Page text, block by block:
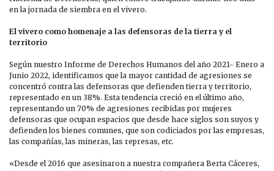
en la jornada de siembra en el vivero.
El vivero como homenaje a las defensoras de la tierra y el
territorio
Según nuestro Informe de Derechos Humanos del año 2021- Enero a
Junio 2022, identificamos que la mayor cantidad de agresiones se
concentró contra las defensoras que defienden tierra y territorio,
representado en un 38%. Esta tendencia creció en el último año,
representando un 70% de agresiones recibidas por mujeres
defensoras que ocupan espacios que desde hace siglos son suyos y
defienden los bienes comunes, que son codiciados por las empresas,
las compañías, las mineras, las represas, etc.
«Desde el 2016 que asesinaron a nuestra compañera Berta Cáceres,